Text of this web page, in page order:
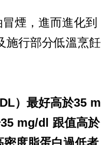
煙，進而進化到
施行部分低溫烹飪
）最好高於35 m
35 mg/dl 跟值高於